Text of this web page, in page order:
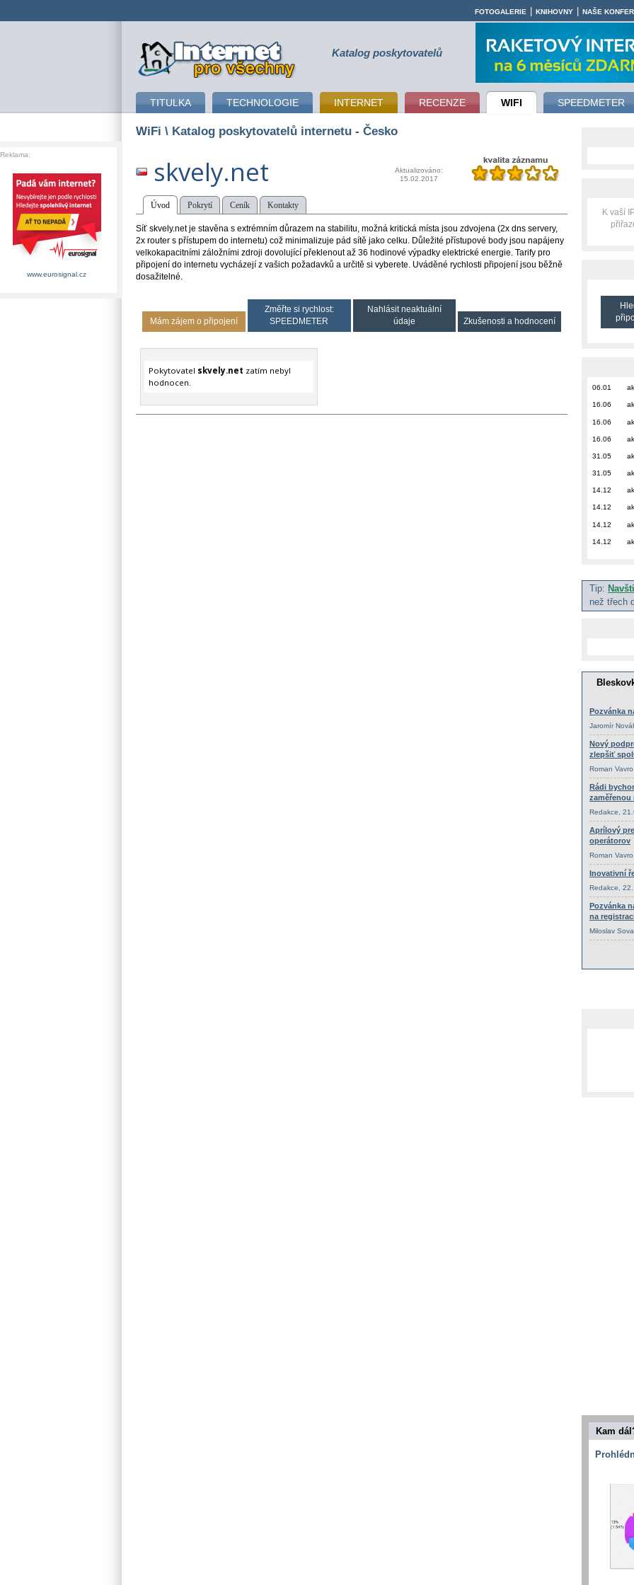
připojení k internetu Katalog poskytovatelů
TITULKA TECHNOLOGIE INTERNET RECENZE WIFI SPEEDMETER
FOTOGALERIE KNIHOVNY NAŠE
WiFi \ Katalog poskytovatelů internetu - Česko
skvely.net
Aktualizováno:
15.02.2017
Úvod Pokrytí Ceník Kontakty
Síť skvely.net je stavěna s extrémním důrazem na stabilitu, možná kritická místa jsou zdvojena (2x dns servery,
2x router s přístupem do internetu) což minimalizuje pád sítě jako celku. Důležité přístupové body jsou napájeny
velkokapacitními záložními zdroji dovolující překlenout až 36 hodinové výpadky elektrické energie. Tarify pro
připojení do internetu vycházejí z vašich požadavků a určitě si vyberete. Uváděné rychlosti připojení jsou běžně
dosažitelné.
Mám zájem o připojení
Změřte si rychlost:
SPEEDMETER
Nahlásit neaktuální
údaje
Zkušenosti a hodnocení
Pokytovatel skvely.net zatím nebyl
hodnocen.
K vaší
06.01
16.06
16.06
16.06
31.05
31.05
14.12
14.12
14.12
14.12
Tip:
než třech
Kam
Reklama:
www.eurosignal.cz